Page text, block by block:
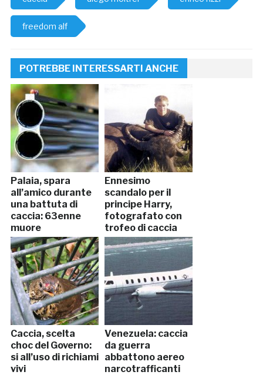
freedom alf
POTREBBE INTERESSARTI ANCHE
Palaia, spara
all’amico durante
una battuta di
caccia: 63enne
muore
Ennesimo
scandalo per il
principe Harry,
fotografato con
trofeo di caccia
Caccia, scelta
choc del Governo:
si all’uso di richiami
vivi
Venezuela: caccia
da guerra
abbattono aereo
narcotrafficanti